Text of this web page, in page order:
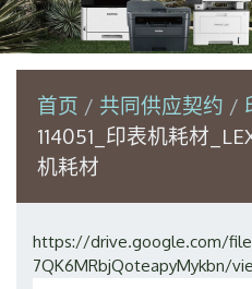
首页 共同供应契约
114051_印表机耗材
机耗材
https://drive.google.com/
7QK6MRbjQoteapyMykbn/